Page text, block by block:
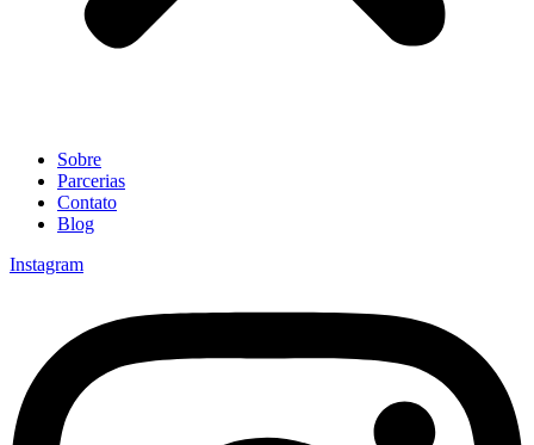
Sobre
Parcerias
Contato
Blog
Instagram